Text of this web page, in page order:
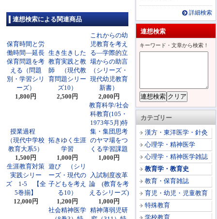
詳細検索
連想検索
キーワード・文章から検索！
カテゴリー
漢方・東洋医学・針灸
心理学・精神医学
心理学・精神医学雑誌
教育学・教育史
教育・保育雑誌
育児・幼児・児童教育
特殊教育
学校教育
連想検索による関連商品
保育時間と労
働時間―延長
保育問題を考
える（問題
別・学習シリ
ーズ）
1,800円
生き生きした
教育実践と教
師 （現代教
育問題シリー
ズ10）
2,500円
これからの幼
児教育を考え
る―学際的立
場からの助言
（シリーズ・
現代幼児教育
新書）
2,000円
授業過程
（現代中学校
教育大系5）
1,500円
拓きゆく生涯
学習
1,000円
教育科学/社会
科教育(105・
1973年5月)特
集・集団思考
のヤマ場をつ
くる学習課題
1,000円
生涯教育対策
実践シリー
ズ 1-5 【全
5巻揃】
12,000円
遊び （シリ
ーズ・現代の
子どもを考え
る10）
1,200円
入試制度改革
論 (教育を考
えるシリーズ)
1,000円
社会精神医学 精神薄弱児研